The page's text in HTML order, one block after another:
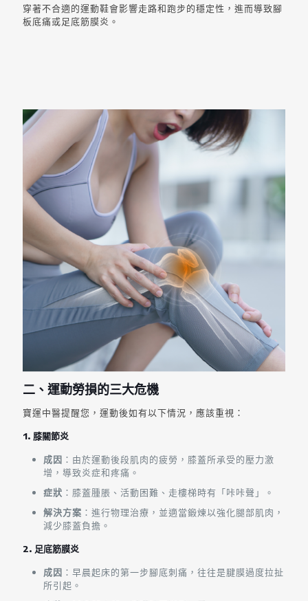
穿著不合適的運動鞋會影響走路和跑步的穩定性，進而導致腳
板底痛或足底筋膜炎。
二、運動勞損的三大危機
寶運中醫提醒您，運動後如有以下情況，應該重視：
1. 膝關節炎
成因 ：由於運動後段肌肉的疲勞，膝蓋所承受的壓力激
增，導致炎症和疼痛。
症狀 ：膝蓋腫脹、活動困難、走樓梯時有「咔咔聲」。
解決方案 ：進行物理治療，並適當鍛煉以強化腿部肌肉，
減少膝蓋負擔。
2. 足底筋膜炎
成因 ：早晨起床的第一步腳底刺痛，往往是腱膜過度拉扯
所引起。